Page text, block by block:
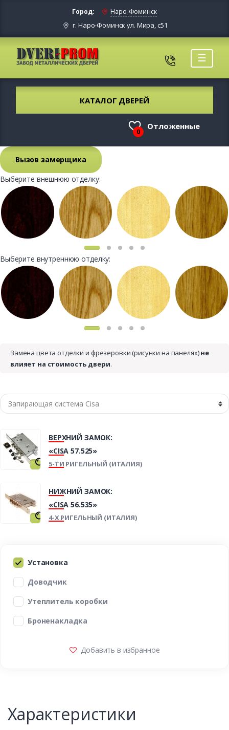
Город: Наро-Фоминск
г. Наро-Фоминск ул. Мира, с51
☰
КАТАЛОГ ДВЕРЕЙ
0
Отложенные
Вызов замерщика
Выберите внешнюю отделку:
Выберите внутреннюю отделку:
Замена цвета отделки и фрезеровки (рисунки на панелях)не
влияет на стоимость двери.
ВЕРХНИЙ ЗАМОК:
«CISA 57.525»
5-ТИ РИГЕЛЬНЫЙ (ИТАЛИЯ)
НИЖНИЙ ЗАМОК:
«CISA 56.535»
4-Х РИГЕЛЬНЫЙ (ИТАЛИЯ)
Установка
Доводчик
Утеплитель коробки
Броненакладка
Добавить в избранное
Характеристики